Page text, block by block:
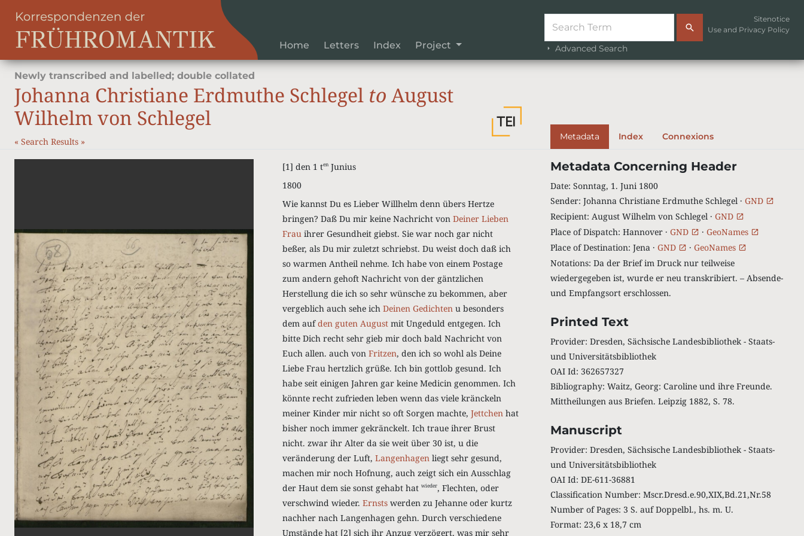
Home Letters Index Project Advanced Search
Sitenotice
Use and Privacy Policy
Newly transcribed and labelled; double collated
Johanna Christiane Erdmuthe Schlegel to August
Wilhelm von Schlegel
« Search Results » Metadata Index Connexions
[1] den 1 tenJunius
1800
Wie kannst Du es Lieber Willhelm denn übers Hertze
bringen? Daß Du mir keine Nachricht von Deiner Lieben
Frauihrer Gesundheit giebst. Sie war noch gar nicht
beßer, als Du mir zuletzt schriebst. Du weist doch daß ich
so warmen Antheil nehme. Ich habe von einem Postage
zum andern gehoft Nachricht von der gäntzlichen
Herstellung die ich so sehr wünsche zu bekommen, aber
vergeblich auch sehe ich Deinen Gedichtenu besonders
dem aufden guten Augustmit Ungeduld entgegen. Ich
bitte Dich recht sehr gieb mir doch bald Nachricht von
Euch allen. auch von Fritzen, den ich so wohl als Deine
Liebe Frau hertzlich grüße. Ich bin gottlob gesund. Ich
habe seit einigen Jahren gar keine Medicin genommen. Ich
könnte recht zufrieden leben wenn das viele kränckeln
meiner Kinder mir nicht so oft Sorgen machte, Jettchenhat
bisher noch immer gekränckelt. Ich traue ihrer Brust
nicht. zwar ihr Alter da sie weit über 30 ist, u die
veränderung der Luft, Langenhagenliegt sehr gesund,
machen mir noch Hofnung, auch zeigt sich ein Ausschlag
der Haut dem sie sonst gehabt hat wieder, Flechten, oder
verschwind wieder. Ernstswerden zu Jehanne oder kurtz
nachher nach Langenhagen gehn. Durch verschiedene
Umstände hat [2] sich ihr Anzug verzögert, was mir sehr
Metadata Concerning Header
Date: Sonntag, 1. Juni 1800
Sender: Johanna Christiane Erdmuthe Schlegel · GND
Recipient: August Wilhelm von Schlegel · GND
Place of Dispatch: Hannover · GND · GeoNames
Place of Destination: Jena · GND · GeoNames
Notations: Da der Brief im Druck nur teilweise
wiedergegeben ist, wurde er neu transkribiert. – Absende-
und Empfangsort erschlossen.
Printed Text
Provider: Dresden, Sächsische Landesbibliothek - Staats-
und Universitätsbibliothek
OAI Id: 362657327
Bibliography: Waitz, Georg: Caroline und ihre Freunde.
Mittheilungen aus Briefen. Leipzig 1882, S. 78.
Manuscript
Provider: Dresden, Sächsische Landesbibliothek - Staats-
und Universitätsbibliothek
OAI Id: DE-611-36881
Classification Number: Mscr.Dresd.e.90,XIX,Bd.21,Nr.58
Number of Pages: 3 S. auf Doppelbl., hs. m. U.
Format: 23,6 x 18,7 cm